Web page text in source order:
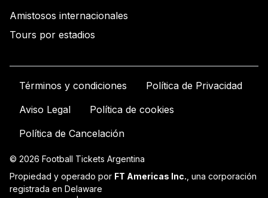
Amistosos internacionales
Tours por estadios
Términos y condiciones
Política de Privacidad
Aviso Legal
Política de cookies
Política de Cancelación
© 2026 Football Tickets Argentina
Propiedad y operado por FT Americas Inc. , una corporación
registrada en Delaware